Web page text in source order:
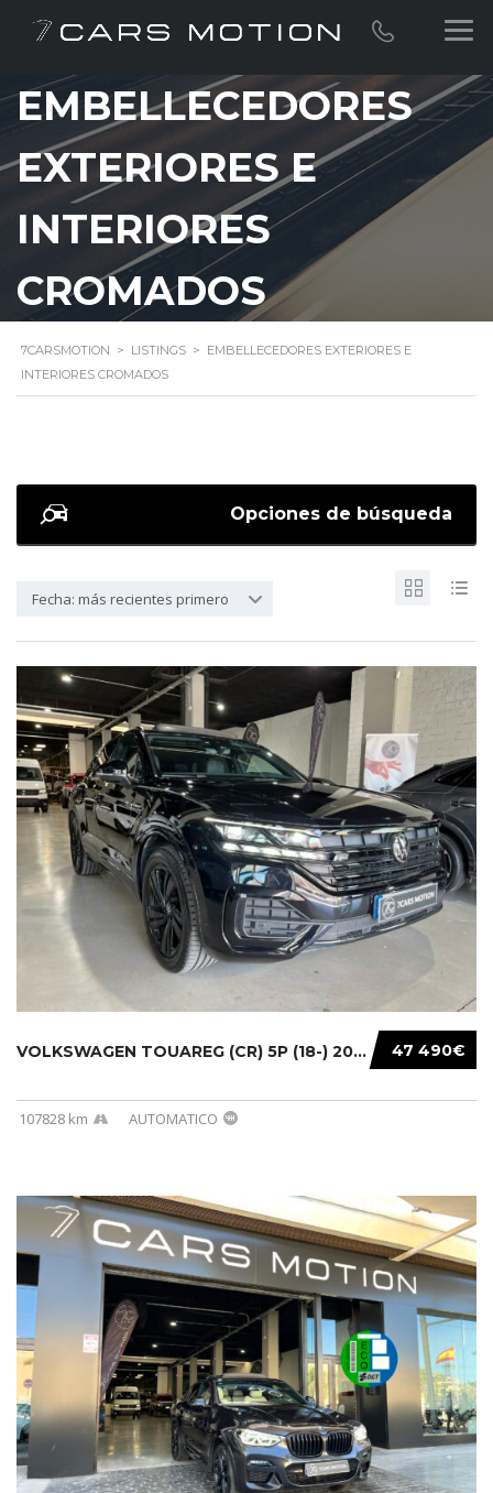
EMBELLECEDORES
EXTERIORES E
INTERIORES
CROMADOS
7CARSMOTION > LISTINGS > EMBELLECEDORES EXTERIORES E
INTERIORES CROMADOS
Opciones de búsqueda
Fecha: más recientes primero
47 490€
VOLKSWAGEN TOUAREG (CR) 5P (18-) 2021...
107828 km AUTOMATICO